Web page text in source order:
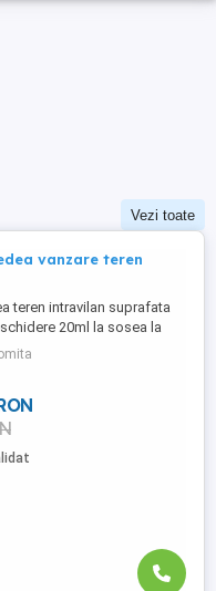
Vezi toate
vanzare teren
teren intravilan suprafata
20ml la sosea la
,toate actele in regula
liber de
euro mp